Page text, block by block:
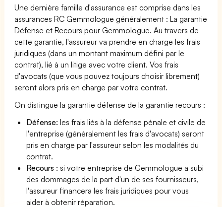
Une dernière famille d'assurance est comprise dans les
assurances RC Gemmologue généralement : La garantie
Défense et Recours pour Gemmologue. Au travers de
cette garantie, l'assureur va prendre en charge les frais
juridiques (dans un montant maximum défini par le
contrat), lié à un litige avec votre client. Vos frais
d'avocats (que vous pouvez toujours choisir librement)
seront alors pris en charge par votre contrat.
On distingue la garantie défense de la garantie recours :
Défense: les frais liés à la défense pénale et civile de
l'entreprise (généralement les frais d'avocats) seront
pris en charge par l'assureur selon les modalités du
contrat.
Recours : si votre entreprise de Gemmologue a subi
des dommages de la part d'un de ses fournisseurs,
l'assureur financera les frais juridiques pour vous
aider à obtenir réparation.